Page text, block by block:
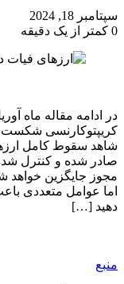
سپتامبر 18, 2024
0 کمتر از یک دقیقه
در ادامه مقاله ماه
کریپتوکارنسی شکست
شاهد سقوط کامل
صادر شده و کنترل
مجوز جایگزین خواهد
اما عوامل متعددی
دهید […]
منبع